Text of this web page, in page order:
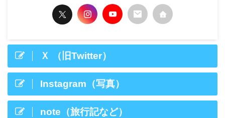
Ｘ （旧Twitter）
Instagram（写真）
note（旅行記など）